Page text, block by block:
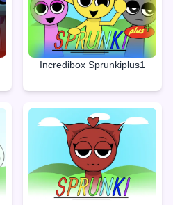
Incredibox Sprunkiplus1